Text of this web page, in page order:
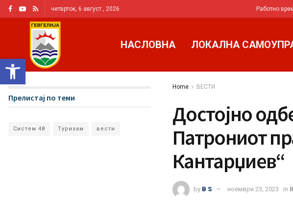
Open toolbar
четврток, 6 август , 2026 Работно
НАСЛОВНА ЛОКАЛНА
Home ВЕСТИ
Достојно
Патрониот
Кантарџиев“
by B S ноември 23, 2023 in
Прелистај по теми
Систем 48 Туризам вести